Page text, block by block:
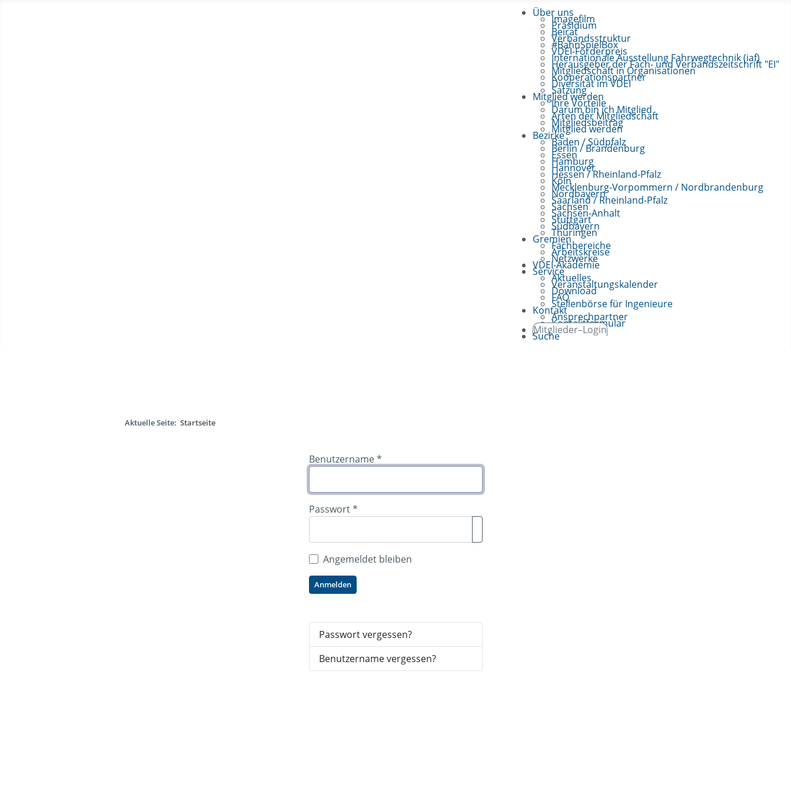
Über uns
Imagefilm
Präsidium
Beirat
Verbandsstruktur
#BahnSpielBox
VDEI-Förderpreis
Internationale Ausstellung Fahrwegtechnik (iaf)
Herausgeber der Fach- und Verbandszeitschrift "EI"
Mitgliedschaft in Organisationen
Kooperationspartner
Diversität im VDEI
Satzung
Mitglied werden
Ihre Vorteile
Darum bin ich Mitglied
Arten der Mitgliedschaft
Mitgliedsbeitrag
Mitglied werden
BezirkeBaden / Südpfalz
Berlin / Brandenburg
Essen
Hamburg
Hannover
Hessen / Rheinland-Pfalz
Köln
Mecklenburg-Vorpommern / Nordbrandenburg
Nordbayern
Saarland / Rheinland-Pfalz
Sachsen
Sachsen-Anhalt
Stuttgart
Südbayern
Thüringen
GremienFachbereiche
Arbeitskreise
Netzwerke
VDEI-Akademie
ServiceAktuelles
Veranstaltungskalender
Download
FAQ
Stellenbörse für Ingenieure
KontaktAnsprechpartner
Kontaktformular
Mitglieder–Login
Suche
Aktuelle Seite: Startseite
Benutzername*
Passwort*
Angemeldet bleiben
Anmelden
Passwort vergessen?
Benutzername vergessen?